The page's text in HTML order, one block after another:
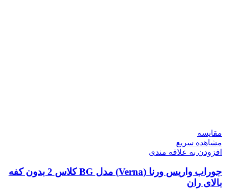
مقایسه
مشاهده سریع
افزودن به علاقه مندی
جوراب واریس ورنا (Verna) مدل BG کلاس 2 بدون کفه
بالای ران